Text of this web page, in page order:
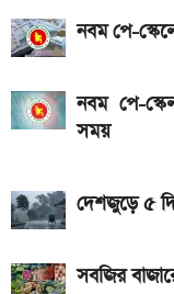
আসছে টানা ৫ দিনের
সরকারি চাকরিজীবীরা
নবম পে-
নবম পে-
সময়
দেশজুড়ে ৫
সবজির